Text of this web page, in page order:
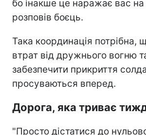
бо інакше це наражає вас на
розповів боєць.
Така координація потрібна,
втрат від дружнього вогню
забезпечити прикриття
просуваються вперед.
Дорога, яка триває
"Просто дістатися до